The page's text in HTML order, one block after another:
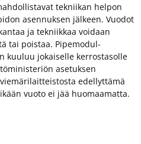
tekniikan helpon
asennuksen jälkeen. Vuodot
ja tekniikkaa voidaan
tai poistaa. Pipemodul-
kuuluu jokaiselle kerrostasolle
asetuksen
edellyttämä
vuoto ei jää huomaamatta.